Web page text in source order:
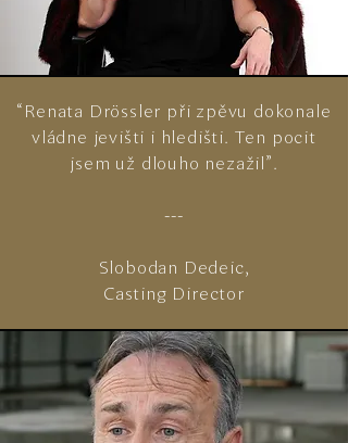
“Renata Drössler při zpěvu dokonale
vládne jevišti i hledišti. Ten pocit
jsem už dlouho nezažil”.
---
Slobodan Dedeic,
Casting Director